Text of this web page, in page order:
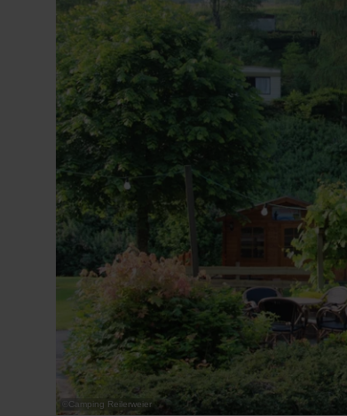
Camping Reilerweier